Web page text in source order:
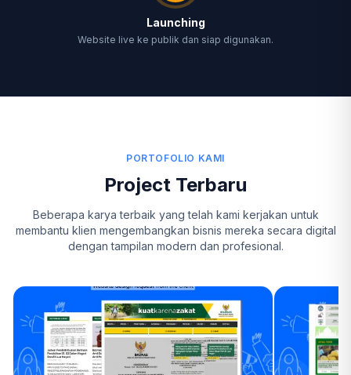
Launching
Website live ke publik dan siap digunakan.
PORTOFOLIO KAMI
Project Terbaru
Beberapa karya terbaik yang telah kami kerjakan untuk
membantu klien mengembangkan bisnis mereka secara digital
dengan tampilan modern dan profesional.